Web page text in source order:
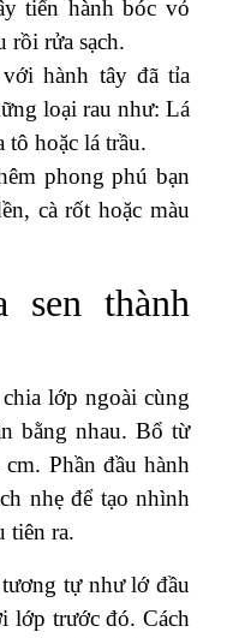
tiến hành bóc vỏ
rồi rửa sạch.
hành tây đã tỉa
loại rau như: Lá
tô hoặc lá trầu.
phong phú bạn
cà rốt hoặc màu
sen thành
lớp ngoài cùng
bằng nhau. Bổ từ
Phần đầu hành
nhẹ để tạo nhình
tiên ra.
tự như lớ đầu
lớp trước đó. Cách